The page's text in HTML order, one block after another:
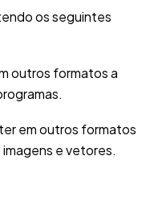
os seguintes
outros formatos a
em outros formatos
e vetores.